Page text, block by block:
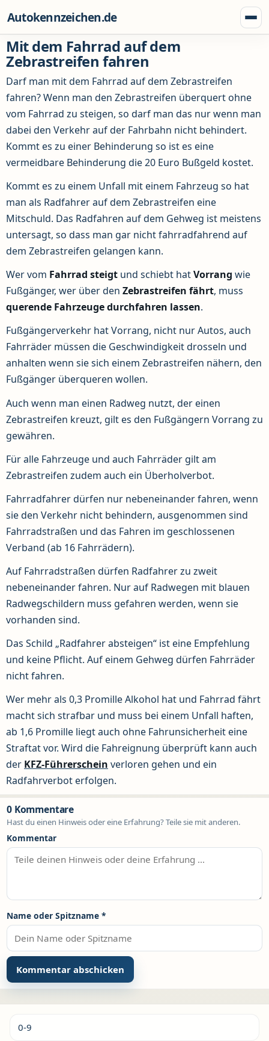
Autokennzeichen.de
Mit dem Fahrrad auf dem
Zebrastreifen fahren
Darf man mit dem Fahrrad auf dem Zebrastreifen
fahren? Wenn man den Zebrastreifen überquert ohne
vom Fahrrad zu steigen, so darf man das nur wenn man
dabei den Verkehr auf der Fahrbahn nicht behindert.
Kommt es zu einer Behinderung so ist es eine
vermeidbare Behinderung die 20 Euro Bußgeld kostet.
Kommt es zu einem Unfall mit einem Fahrzeug so hat
man als Radfahrer auf dem Zebrastreifen eine
Mitschuld. Das Radfahren auf dem Gehweg ist meistens
untersagt, so dass man gar nicht fahrradfahrend auf
dem Zebrastreifen gelangen kann.
Wer vom Fahrrad steigt und schiebt hatVorrang wie
Fußgänger, wer über den Zebrastreifen fährt, muss
querende Fahrzeugedurchfahren lassen.
Fußgängerverkehr hat Vorrang, nicht nur Autos, auch
Fahrräder müssen die Geschwindigkeit drosseln und
anhalten wenn sie sich einem Zebrastreifen nähern, den
Fußgänger überqueren wollen.
Auch wenn man einen Radweg nutzt, der einen
Zebrastreifen kreuzt, gilt es den Fußgängern Vorrang zu
gewähren.
Für alle Fahrzeuge und auch Fahrräder gilt am
Zebrastreifen zudem auch ein Überholverbot.
Fahrradfahrer dürfen nur nebeneinander fahren, wenn
sie den Verkehr nicht behindern, ausgenommen sind
Fahrradstraßen und das Fahren im geschlossenen
Verband (ab 16 Fahrrädern).
Auf Fahrradstraßen dürfen Radfahrer zu zweit
nebeneinander fahren. Nur auf Radwegen mit blauen
Radwegschildern muss gefahren werden, wenn sie
vorhanden sind.
Das Schild „Radfahrer absteigen“ ist eine Empfehlung
und keine Pflicht. Auf einem Gehweg dürfen Fahrräder
nicht fahren.
Wer mehr als 0,3 Promille Alkohol hat und Fahrrad fährt
macht sich strafbar und muss bei einem Unfall haften,
ab 1,6 Promille liegt auch ohne Fahrunsicherheit eine
Straftat vor. Wird die Fahreignung überprüft kann auch
der KFZ-Führerschein verloren gehen und ein
Radfahrverbot erfolgen.
0 Kommentare
Hast du einen Hinweis oder eine Erfahrung? Teile sie mit anderen.
Kommentar
Name oder Spitzname *
0-9